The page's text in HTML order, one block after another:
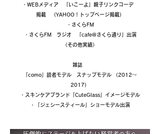
・WEBメディア 「いこーよ」親子リンクコーデ
掲載 （YAHOO！トップページ掲載）
・さくらFM
・さくらFM ラジオ 「cafe@さくら通り」出演
〈その他実績〉
雑誌
「como」読者モデル スナップモデル （2012〜
2017）
・スキンケアブランド「CuteGlass」イメージモデル
・「ジェシースティール」ショーモデル出演